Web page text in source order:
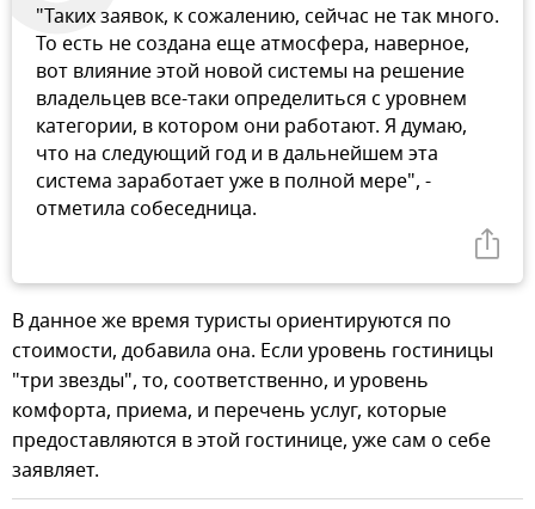
"Таких заявок, к сожалению, сейчас не так много.
То есть не создана еще атмосфера, наверное,
вот влияние этой новой системы на решение
владельцев все-таки определиться с уровнем
категории, в котором они работают. Я думаю,
что на следующий год и в дальнейшем эта
система заработает уже в полной мере", -
отметила собеседница.
В данное же время туристы ориентируются по
стоимости, добавила она. Если уровень гостиницы
"три звезды", то, соответственно, и уровень
комфорта, приема, и перечень услуг, которые
предоставляются в этой гостинице, уже сам о себе
заявляет.